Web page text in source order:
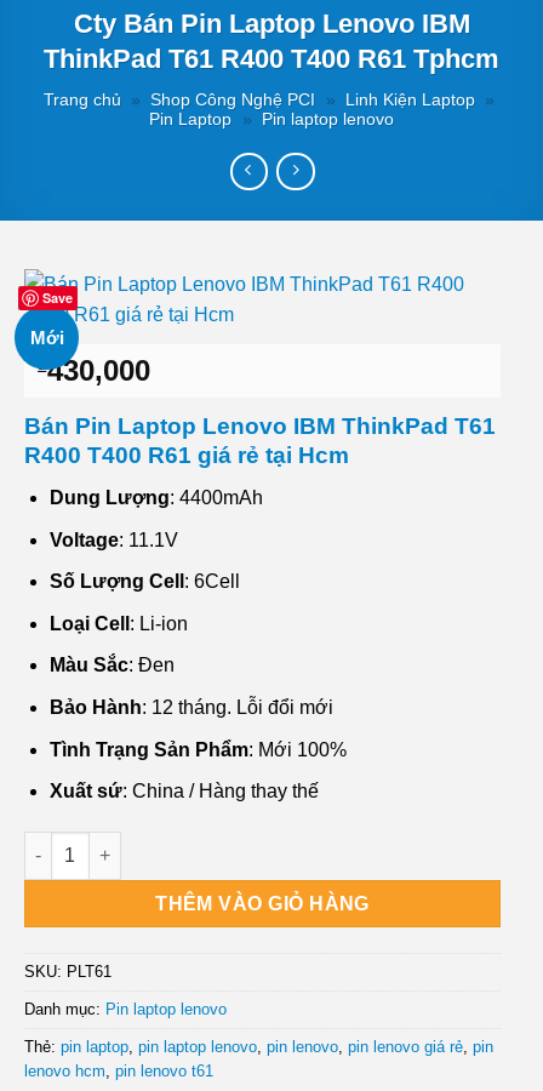
Cty Bán Pin Laptop Lenovo IBM
ThinkPad T61 R400 T400 R61 Tphcm
Trang chủ » Shop Công Nghệ PCI » Linh Kiện Laptop »
Pin Laptop
» Pin laptop lenovo
Save
Mới
₫430,000
Bán Pin Laptop Lenovo IBM ThinkPad T61
R400 T400 R61 giá rẻ tại Hcm
Dung Lượng: 4400mAh
Voltage: 11.1V
Số Lượng Cell : 6Cell
Loại Cell : Li-ion
Màu Sắc: Đen
Bảo Hành: 12 tháng. Lỗi đổi mới
Tình Trạng Sản Phẩm: Mới 100%
Xuất sứ: China / Hàng thay thế
Cty Bán Pin Laptop Lenovo IBM ThinkPad T61 R400 T400
THÊM VÀO GIỎ HÀNG
SKU: PLT61
Danh mục: Pin laptop lenovo
Thẻ: pin laptop pin laptop lenovo pin lenovo pin lenovo giá rẻ pin
lenovo hcm pin lenovo t61